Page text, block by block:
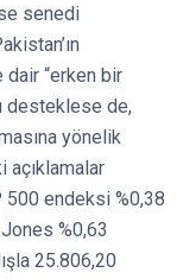
senedi
“erken bir
desteklese de,
yönelik
açıklamalar
500 endeksi %0,38
%0,63
25.806,20